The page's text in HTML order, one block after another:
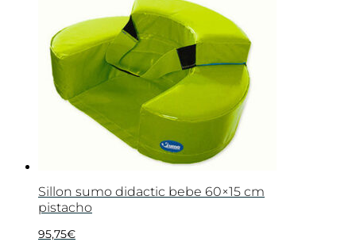
Sillon sumo didactic bebe 60×15 cm
pistacho
95,75€